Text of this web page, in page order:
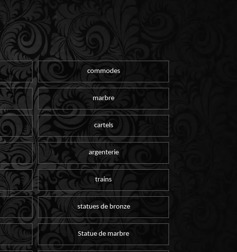
commodes
marbre
cartels
argenterie
trains
statues de bronze
Statue de marbre